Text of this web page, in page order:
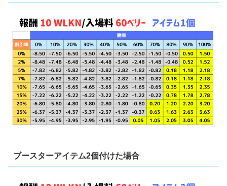
ブースターアイテム2個付けた場合